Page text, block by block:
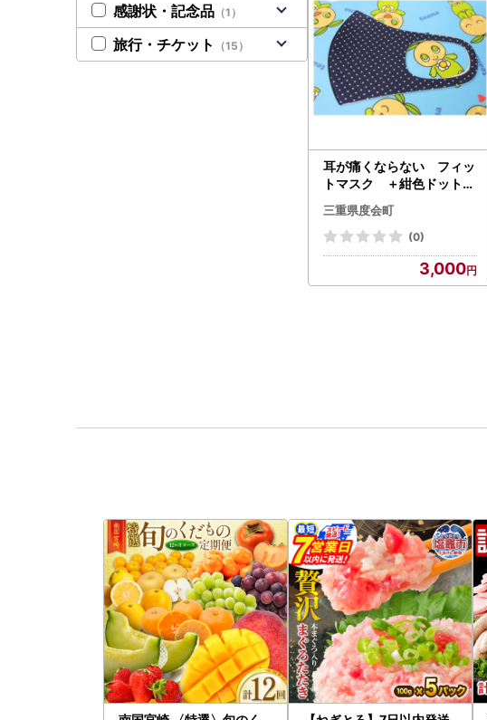
耳が痛くならない フィッ
トマスク ＋紺色ドット柄
Mサイズ 2枚セット／
ネイション産業 三重県
度会町 伊勢志摩
三重県度会町
(0)
3,000
感謝状・記念品 （1）
旅行・チケット （15）